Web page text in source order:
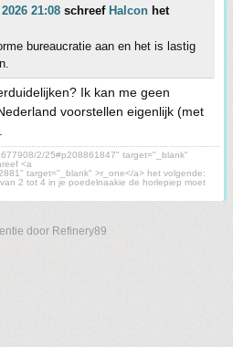
21:08 schreef Halcon het
bureaucratie aan en het is lastig
Ik kan me geen
voorstellen eigenlijk (met
2/25#p208861847" target="_blank"
<a
target="_blank" >r_one</a> het volgende:
2 tot 4 in je poedelnaakie de horlepiep moet
door Refinery89